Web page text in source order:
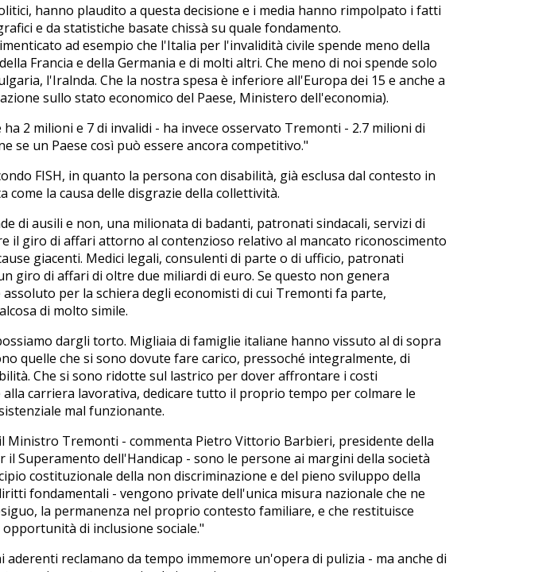
hanno plaudito a questa decisione e i media hanno rimpolpato i fatti
e da statistiche basate chissà su quale fondamento.
ad esempio che l'Italia per l'invalidità civile spende meno della
Francia e della Germania e di molti altri. Che meno di noi spende solo
l'Iralnda. Che la nostra spesa è inferiore all'Europa dei 15 e anche a
sullo stato economico del Paese, Ministero dell'economia).
ha 2 milioni e 7 di invalidi - ha invece osservato Tremonti - 2.7 milioni di
se un Paese così può essere ancora competitivo."
FISH, in quanto la persona con disabilità, già esclusa dal contesto in
come la causa delle disgrazie della collettività.
di ausili e non, una milionata di badanti, patronati sindacali, servizi di
il giro di affari attorno al contenzioso relativo al mancato riconoscimento
giacenti. Medici legali, consulenti di parte o di ufficio, patronati
giro di affari di oltre due miliardi di euro. Se questo non genera
per la schiera degli economisti di cui Tremonti fa parte,
di molto simile.
dargli torto. Migliaia di famiglie italiane hanno vissuto al di sopra
quelle che si sono dovute fare carico, pressoché integralmente, di
Che si sono ridotte sul lastrico per dover affrontare i costi
carriera lavorativa, dedicare tutto il proprio tempo per colmare le
mal funzionante.
Ministro Tremonti - commenta Pietro Vittorio Barbieri, presidente della
il Superamento dell'Handicap - sono le persone ai margini della società
costituzionale della non discriminazione e del pieno sviluppo della
fondamentali - vengono private dell'unica misura nazionale che ne
la permanenza nel proprio contesto familiare, e che restituisce
di inclusione sociale."
aderenti reclamano da tempo immemore un'opera di pulizia - ma anche di